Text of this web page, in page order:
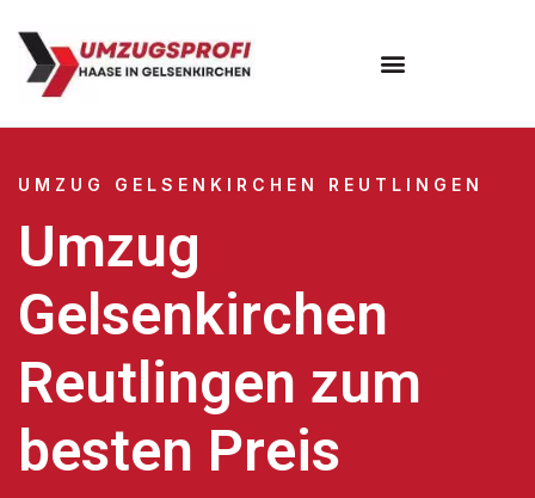
UMZUG GELSENKIRCHEN REUTLINGEN
Umzug
Gelsenkirchen
Reutlingen zum
besten Preis